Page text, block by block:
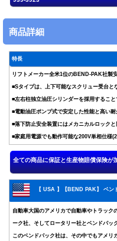
商品詳細
特長
リフトメーカー全米1位のBEND-PAK社製
■Sタイプは、上下可能なスクリュー受台と
■左右柱独立油圧シリンダーを採用するこ
■電動油圧ポンプ式で安定した性能と高い耐
■落下防止安全装置にはメカニカルロック
■家庭用電源でも動作可能な200V単相仕様
【 USA 】【BEND PAK】 ベン
自動車大国のアメリカで自動車やトラック
ーク社、そしてロータリー社とベンドパッ
このベンドパック社は、その中でもアメリ